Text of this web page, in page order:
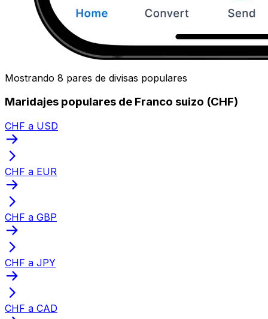
Mostrando 8 pares de divisas populares
Maridajes populares de Franco suizo (CHF)
CHF a USD
CHF a EUR
CHF a GBP
CHF a JPY
CHF a CAD